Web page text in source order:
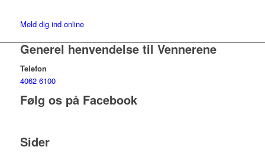
Meld dig ind online
Generel henvendelse til Vennerene
Telefon
4062 6100
Følg os på Facebook
Sider